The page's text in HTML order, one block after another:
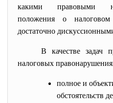
какими правовыми
положения о налоговом
достаточно
В качестве задач
налоговых
полное и
обстоятельств